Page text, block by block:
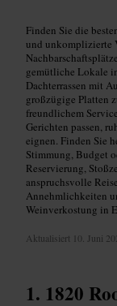
Finden Sie die
und unkomplizierte
gemütliche Lokale
Dachterrassen mit
großzügige Platten
freundlichem
Gerichten passen,
eignen. Finden Sie
Stimmung, Budget
Reservierung,
anspruchsvolle
Annehmlichkeiten
Weinverkostung in
Aktualisiert 10. Juni
1820